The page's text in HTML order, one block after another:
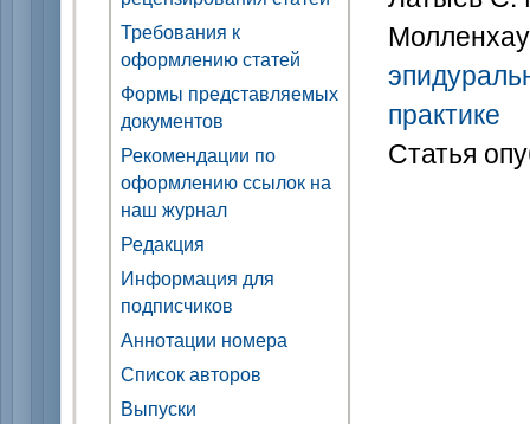
Требования к
оформлению статей
Формы представляемых
документов
Рекомендации по
оформлению ссылок на
наш журнал
Редакция
Информация для
подписчиков
Аннотации номера
Список авторов
Выпуски
практике
Статья